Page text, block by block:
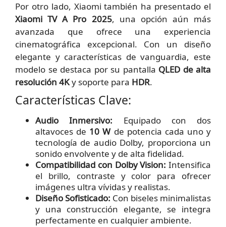
Por otro lado, Xiaomi también ha presentado el
Xiaomi TV A Pro 2025, una opción aún más
avanzada que ofrece una experiencia
cinematográfica excepcional. Con un diseño
elegante y características de vanguardia, este
modelo se destaca por su pantalla QLED de alta
resolución 4Ky soporte para HDR.
Características Clave:
Audio Inmersivo: Equipado con dos
altavoces de 10 Wde potencia cada uno y
tecnología de audio Dolby, proporciona un
sonido envolvente y de alta fidelidad.
Compatibilidad con Dolby Vision: Intensifica
el brillo, contraste y color para ofrecer
imágenes ultra vívidas y realistas.
Diseño Sofisticado: Con biseles minimalistas
y una construcción elegante, se integra
perfectamente en cualquier ambiente.